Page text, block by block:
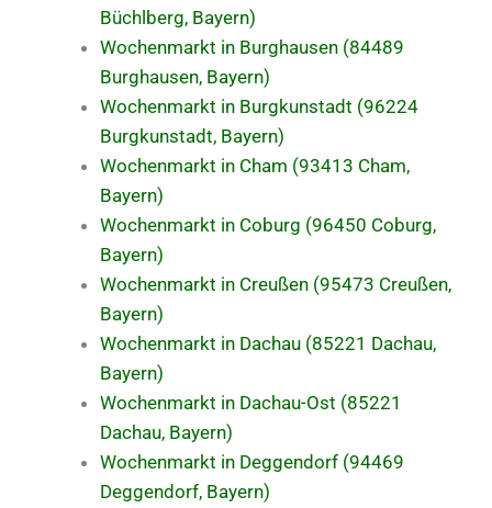
Büchlberg, Bayern)
Wochenmarkt in Burghausen (84489
Burghausen, Bayern)
Wochenmarkt in Burgkunstadt (96224
Burgkunstadt, Bayern)
Wochenmarkt in Cham (93413 Cham,
Bayern)
Wochenmarkt in Coburg (96450 Coburg,
Bayern)
Wochenmarkt in Creußen (95473 Creußen,
Bayern)
Wochenmarkt in Dachau (85221 Dachau,
Bayern)
Wochenmarkt in Dachau-Ost (85221
Dachau, Bayern)
Wochenmarkt in Deggendorf (94469
Deggendorf, Bayern)